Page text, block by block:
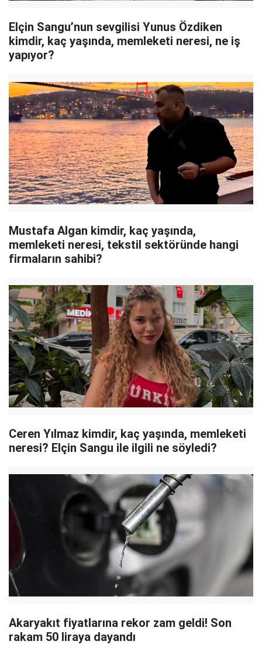
Elçin Sangu’nun sevgilisi Yunus Özdiken
kimdir, kaç yaşında, memleketi neresi, ne iş
yapıyor?
Mustafa Algan kimdir, kaç yaşında,
memleketi neresi, tekstil sektöründe hangi
firmaların sahibi?
Ceren Yılmaz kimdir, kaç yaşında, memleketi
neresi? Elçin Sangu ile ilgili ne söyledi?
Akaryakıt fiyatlarına rekor zam geldi! Son
rakam 50 liraya dayandı